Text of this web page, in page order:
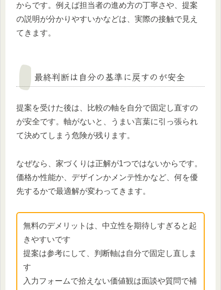
からです。例えば担当者の進め方の丁寧さや、提案
の説明が分かりやすいかなどは、実際の接触で見え
てきます。
最終判断は自分の基準に戻すのが安全
提案を受けた後は、比較の軸を自分で固定し直すの
が安全です。軸がないと、うまい言葉に引っ張られ
て決めてしまう危険が残ります。
なぜなら、家づくりは正解が1つではないからです。
価格か性能か、デザインかメンテ性かなど、何を優
先するかで最適解が変わってきます。
無料のデメリットは、中立性を期待しすぎると起
きやすいです
提案は参考にして、判断軸は自分で固定し直しま
す
入力フォームで拾えない価値観は面談や質問で補